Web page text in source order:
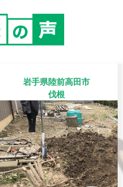
岩手県陸前高田市
伐根